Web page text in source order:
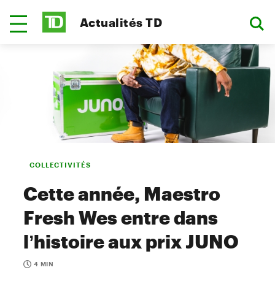
Actualités TD
COLLECTIVITÉS
Cette année, Maestro
Fresh Wes entre dans
l’histoire aux prix JUNO
4 MIN